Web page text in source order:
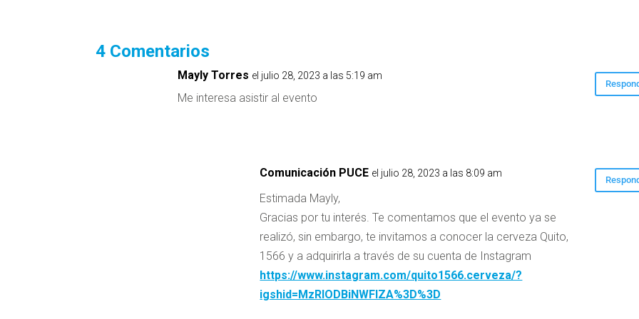
4 Comentarios
Mayly Torres el julio 28, 2023 a las 5:19 am
Me interesa asistir al evento
Comunicación PUCE el julio 28, 2023 a las 8:09 am
Estimada Mayly,
Gracias por tu interés. Te comentamos que el evento ya se
realizó, sin embargo, te invitamos a conocer la cerveza Quito,
1566 y a adquirirla a través de su cuenta de Instagram
https://www.instagram.com/quito1566.cerveza/?
igshid=MzRlODBiNWFlZA%3D%3D